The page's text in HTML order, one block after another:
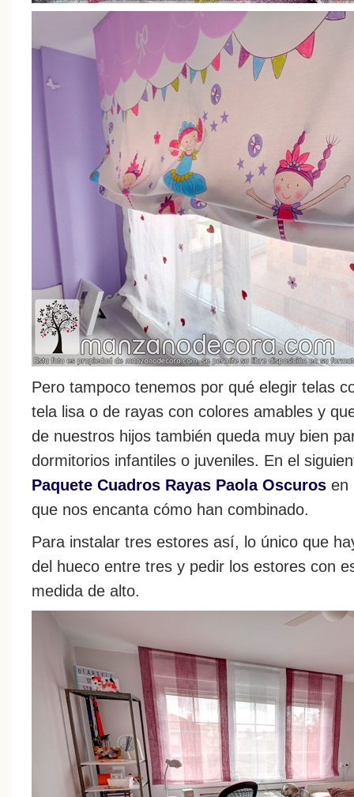
Pero tampoco tenemos por qué elegir telas
tela lisa o de rayas con colores amables y
de nuestros hijos también queda muy bien
dormitorios infantiles o juveniles. En el
Paquete Cuadros Rayas Paola Oscuros en
que nos encanta cómo han combinado.
Para instalar tres estores así, lo único que
del hueco entre tres y pedir los estores con
medida de alto.